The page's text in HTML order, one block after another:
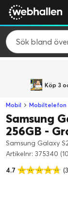
Köp 3
Mobil Mobiltelefon
Samsung
256GB -
Samsung Galaxy
Artikelnr: 375340
4.7